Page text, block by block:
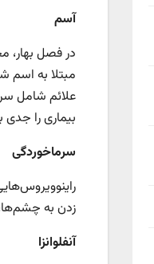
آسم
در فصل بهار،
مبتلا به اسم
علائم شامل
بیماری را
سرماخوردگی‌
زدن به
آنفلوانزا